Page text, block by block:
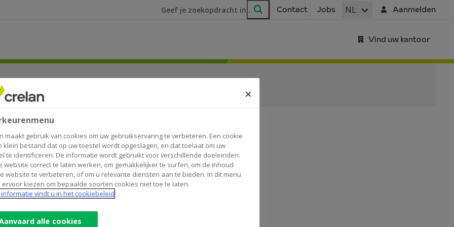
Ik ben op zoek naar
Zoeken
Contact Jobs NL Aanmelden
Vind uw kantoor
maakt gebruik van cookies om uw gebruikservaring te verbeteren. Een cookie
klein bestand dat op uw toestel wordt opgeslagen, en dat toelaat om uw
te identificeren. De informatie wordt gebruikt voor verschillende doeleinden:
website correct te laten werken, om gemakkelijker te surfen, om de inhoud
website te verbeteren, of om u relevante diensten aan te bieden. In dit menu
ervoor kiezen om bepaalde soorten cookies niet toe te laten.
vindt u in het cookiebeleid
alle cookies